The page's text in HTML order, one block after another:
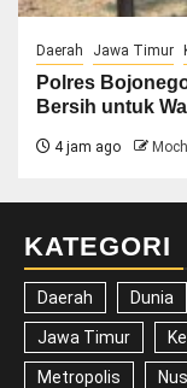
Daerah Jawa Timur
Polres
Bersih untuk
4 jam ago
KATEGORI
Daerah Dunia
Jawa Timur
Metropolis